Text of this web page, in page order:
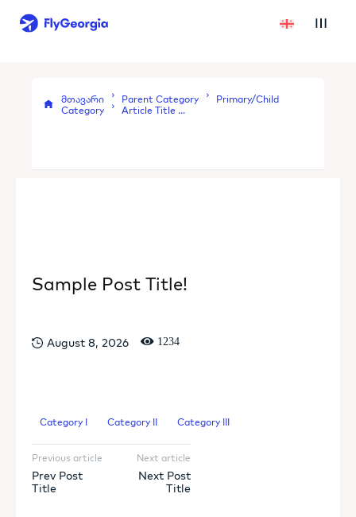
მთავარი Parent Category
Primary/Child
Category
Article Title ...
Sample Post Title!
August 8, 2026 1234
Category I Category II Category III
Previous article
Prev Post
Title
Next article
Next Post
Title